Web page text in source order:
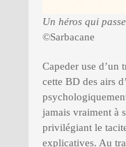
Un héros qui
©Sarbacane
Capeder use d’un
cette BD des airs
jamais vraiment à
privilégiant le
explicatives. Au